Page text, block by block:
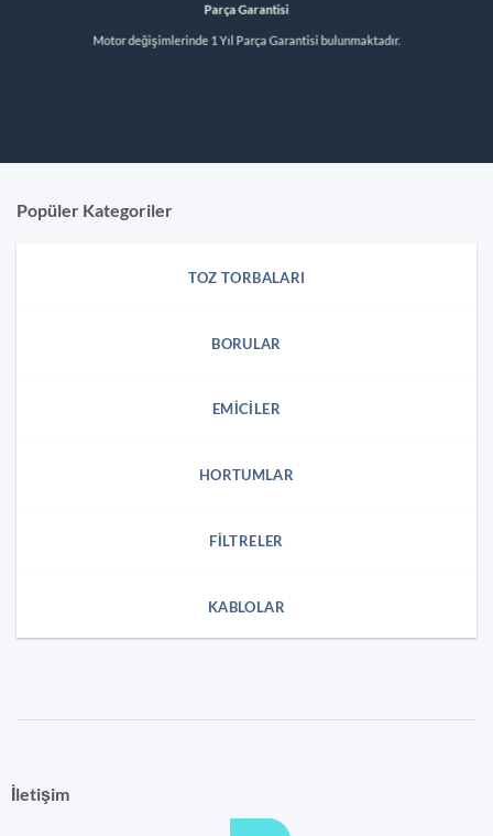
Parça Garantisi
Motor değişimlerinde 1 Yıl Parça Garantisi bulunmaktadır.
Popüler Kategoriler
TOZ TORBALARI
BORULAR
EMICILER
HORTUMLAR
FILTRELER
KABLOLAR
İletişim